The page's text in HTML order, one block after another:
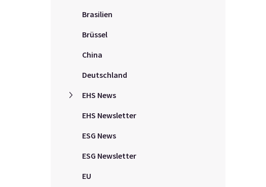
Brasilien
Brüssel
China
Deutschland
EHS News
EHS Newsletter
ESG News
ESG Newsletter
EU